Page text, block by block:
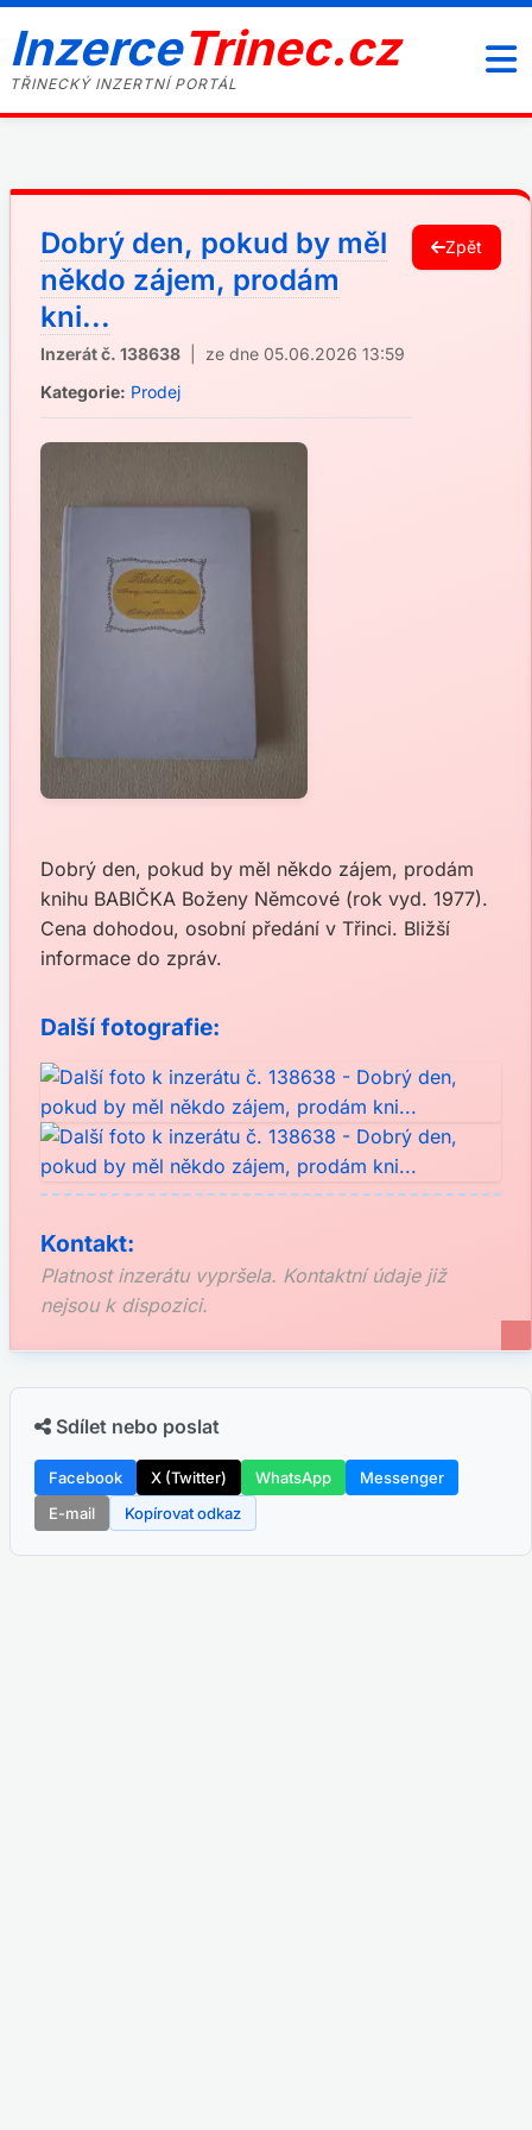
InzerceTrinec.cz
TŘINECKÝ INZERTNÍ PORTÁL
Dobrý den, pokud by měl
někdo zájem, prodám
kni...
Inzerát č. 138638 | ze dne 05.06.2026 13:59
Kategorie: Prodej
Zpět
Dobrý den, pokud by měl někdo zájem, prodám
knihu BABIČKA Boženy Němcové (rok vyd. 1977).
Cena dohodou, osobní předání v Třinci. Bližší
informace do zpráv.
Další fotografie:
Kontakt:
Platnost inzerátu vypršela. Kontaktní údaje již
nejsou k dispozici.
Sdílet nebo poslat
Facebook X (Twitter) WhatsApp
Messenger
E-mail
Kopírovat odkaz